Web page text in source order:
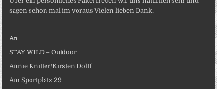
sagen schon mal im voraus Vielen lieben Dank.
An
STAY WILD – Outdoor
Annie Knitter/Kirsten Dolff
Am Sportplatz 29